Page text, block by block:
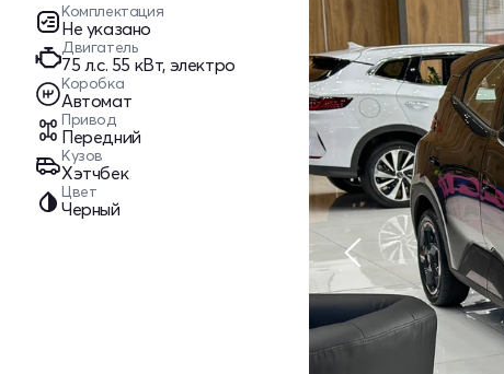
Комплектация
Не указано
Двигатель
75 л.c. 55 кВт, электро
Коробка
Автомат
Привод
Передний
Кузов
Хэтчбек
Цвет
Черный